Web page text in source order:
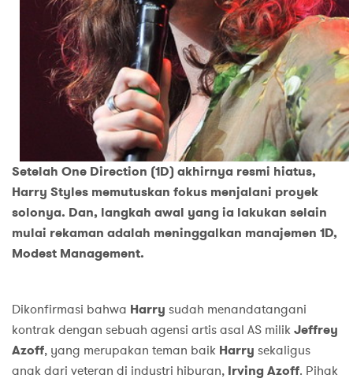
Setelah One Direction (1D) akhirnya resmi hiatus,
Harry Styles memutuskan fokus menjalani proyek
solonya. Dan, langkah awal yang ia lakukan selain
mulai rekaman adalah meninggalkan manajemen 1D,
Modest Management.
Dikonfirmasi bahwa Harry sudah menandatangani
kontrak dengan sebuah agensi artis asal AS milik Jeffrey
Azoff, yang merupakan teman baik Harry sekaligus
anak dari veteran di industri hiburan, Irving Azoff. Pihak